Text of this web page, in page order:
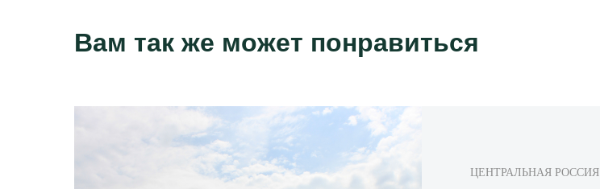
Вам так же может понравиться
ЦЕНТРАЛЬНАЯ РОССИЯ